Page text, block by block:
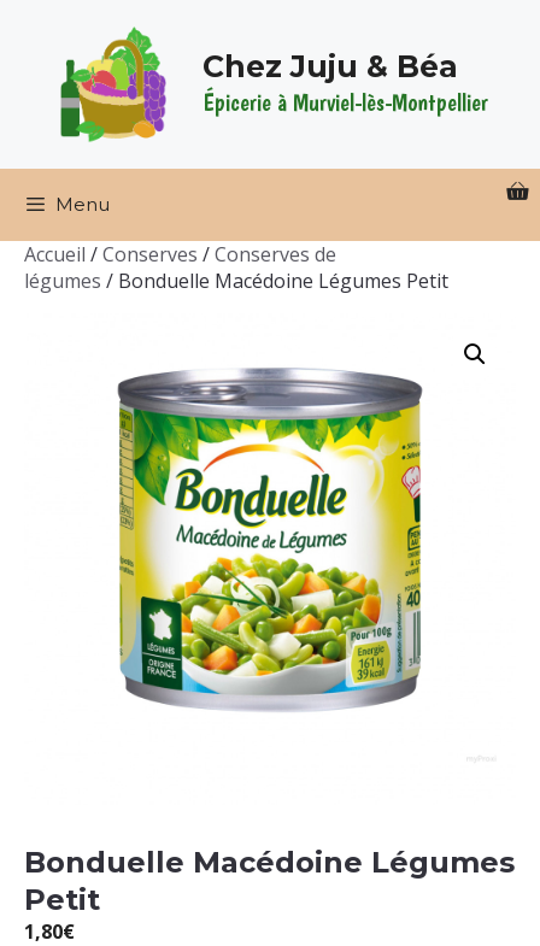
contenu
Chez Juju & Béa
Épicerie à Murviel-lès-Montpellier
Menu
Accueil /Conserves /Conserves de
légumes / Bonduelle Macédoine Légumes Petit
Bonduelle Macédoine Légumes
Petit
1,80€